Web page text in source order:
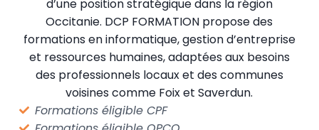
d’une position stratégique dans la région
Occitanie. DCP FORMATION propose des
formations en informatique, gestion d’entreprise
et ressources humaines, adaptées aux besoins
des professionnels locaux et des communes
voisines comme Foix et Saverdun.
Formations éligible CPF